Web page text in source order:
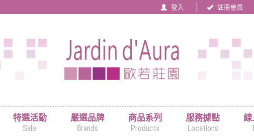
登入 註冊會員
特選活動
Sale
嚴選品牌
Brands
商品系列
Products
服務據點
Locations
線